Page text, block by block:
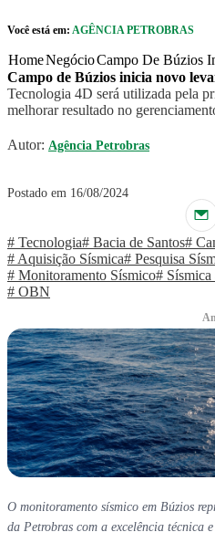
Você está em: AGÊNCIA PETROBRAS
HomeNegócioCampo De Búzios
Campo de Búzios inicia novo
Tecnologia 4D será utilizada pela
melhorar resultado no
Autor: Agência Petrobras
Postado em 16/08/2024
# Tecnologia# Bacia de Santos#
# Aquisição Sísmica# Pesquisa
# Monitoramento Sísmico# Sísmica
# OBN
O monitoramento sísmico em Búzios
da Petrobras com a excelência técnica
caixa de cookies